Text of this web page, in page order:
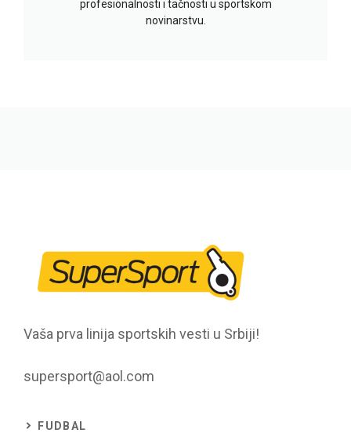
profesionalnosti i tačnosti u sportskom
novinarstvu.
Vaša prva linija sportskih vesti u Srbiji!
supersport@aol.com
FUDBAL